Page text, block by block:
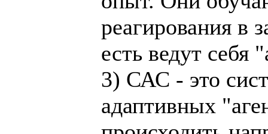
реагирования в
есть ведут себя
3) САС - это
адаптивных